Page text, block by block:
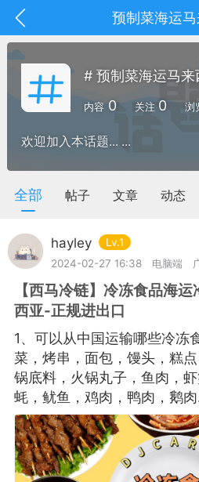
预制菜海运
每日任务
华人资讯
阅读洛杉矶新闻
华人论坛
加入社区交流
华人社区信息发布规范》
华人社区账号注册及使用规范》
# 预制菜海运马来
内容 0 关注 0 浏
欢迎加入本话题... ...
全部 帖子 文章 动态
hayley
Lv.1
2024-02-27 16:38
电脑端
【西马冷链】冷冻食品海
西亚-正规进出口
1、可以从中国运输哪些冷冻
菜，烤串，面包，馒头，糕
锅底料，火锅丸子，鱼肉，
蚝，鱿鱼，鸡肉，鸭肉，鹅